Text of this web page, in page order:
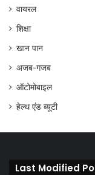
वायरल
शिक्षा
खान पान
अजब-गजब
ऑटोमोबाइल
हेल्थ एंड ब्यूटी
Last Modified